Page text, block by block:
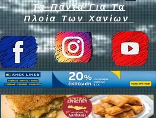
Τα Πάντα Για Τα
Πλοία Των Χανίων